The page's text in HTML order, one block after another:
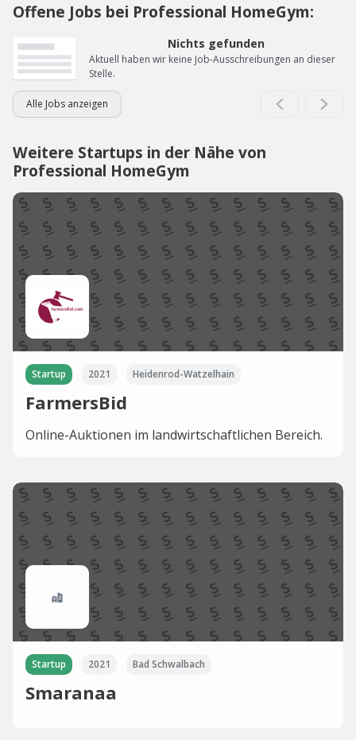
Offene Jobs bei Professional HomeGym:
Nichts gefunden
Aktuell haben wir keine Job-Ausschreibungen an dieser
Stelle.
Alle Jobs anzeigen
Weitere Startups in der Nähe von
Professional HomeGym
Startup 2021 Heidenrod-Watzelhain
FarmersBid
Online-Auktionen im landwirtschaftlichen Bereich.
Startup 2021 Bad Schwalbach
Smaranaa